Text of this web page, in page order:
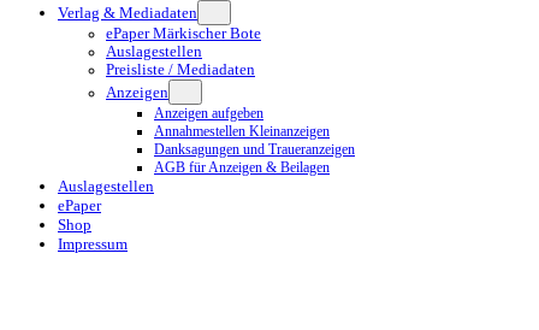
Verlag & Mediadaten
ePaper Märkischer Bote
Auslagestellen
Preisliste / Mediadaten
Anzeigen
Anzeigen aufgeben
Annahmestellen Kleinanzeigen
Danksagungen und Traueranzeigen
AGB für Anzeigen & Beilagen
Auslagestellen
ePaper
Shop
Impressum